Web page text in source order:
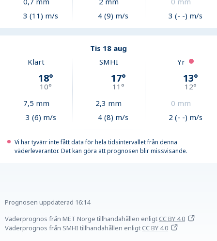
3 (11) m/s
4 (9) m/s
3 (- -) m/s
Tis 18 aug
Klart
18°
10°
7,5 mm
3 (6) m/s
SMHI
17°
11 °
2,3 mm
4 (8) m/s
Yr
13°
12°
0 mm
2 (- -) m/s
Vi har tyvärr inte fått data för hela tidsintervallet från denna
väderleverantör. Det kan göra att prognosen blir missvisande.
Prognosen uppdaterad 16:14
Väderprognos från MET Norge tillhandahållen enligtCC BY 4.0
Väderprognos från SMHI tillhandahållen enligtCC BY 4.0